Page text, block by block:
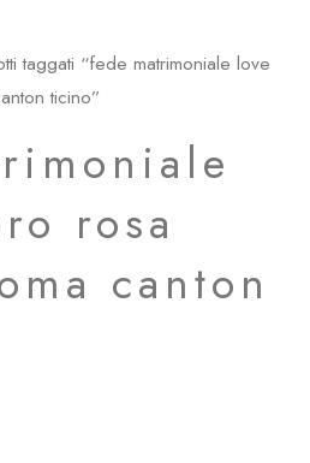
taggati “fede matrimoniale love
ticino”
rosa
canton